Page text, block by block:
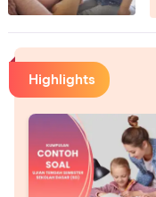
Highlights